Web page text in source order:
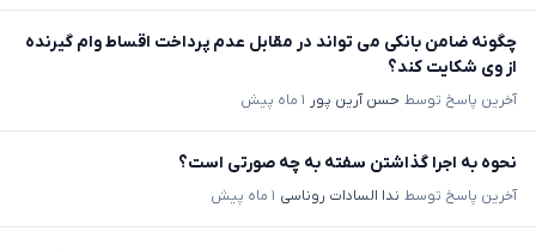
چگونه ضامن بانکی می تواند در مقابل عدم پرداخت اقساط وام گیرنده
از وی شکایت کند؟
آخرین پاسخ توسط حسن آرین پور ۱ ماه پیش
نحوه به اجرا گذاشتن سفته به چه صورتی است؟
آخرین پاسخ توسط ندا السادات روناسی ۱ ماه پیش